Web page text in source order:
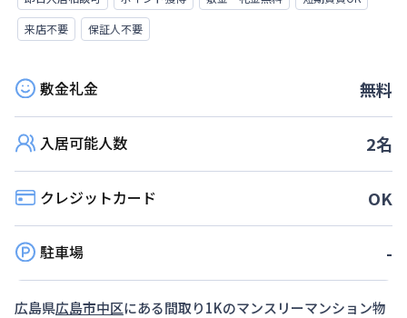
来店不要
保証人不要
敷金礼金 無料
入居可能人数 2名
クレジットカード OK
駐車場 -
広島県広島市中区にある間取り1Kのマンスリーマンション物